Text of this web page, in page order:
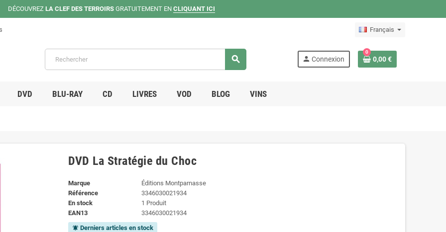
DÉCOUVREZ LA CLEF DES TERROIRS GRATUITEMENT EN CLIQUANT ICI
Français
search person Connexion
0
0,00 €
DVD BLU-RAY CD LIVRES VOD BLOG VINS
DVD La Stratégie du Choc
Marque
Éditions Montparnasse
Référence
3346030021934
En stock
1 Produit
EAN13
3346030021934
notifications_active Derniers articles en stock